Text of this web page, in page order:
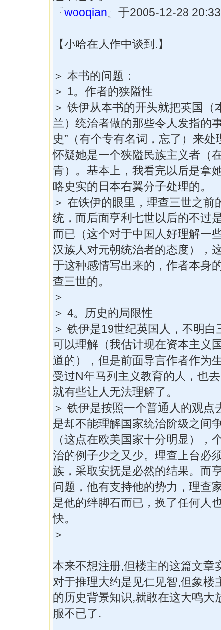
『wooqian 』于2005-12-28
【小哈在大作中谈到:】
＞ 本书的问题：
＞ 1。作者的狭隘性
＞ 铁伊从本书的开头就把英国（
兰）统治者做的那些令人发指的
史”（有个专有名词，忘了）来处
怀疑她是一个狭隘民族主义者（
青）。基本上，我看完以后是拿
略史实的日本右翼分子处理的。
＞ 在铁伊的眼里，理查三世之前
统，而后面亨利七世以后的不过
而已（这个对于中国人好理解一
汉族人对元朝统治者的态度），
于这种感情写出来的，作者本身
查三世的。
＞
＞ 4。历史的局限性
＞ 铁伊是19世纪英国人，不明
可以理解（我估计现在资本主义
道的），但是前面导言作者作为
受过N年马列主义教育的人，也
就有些让人无法理解了。
＞ 铁伊是按照一个普通人的观点
是却不能理解国家统治阶级之间
（这点在欧美国家十分明显），
治的例子少之又少。理查上台必
族，采取安抚是必然的结果。而
问题，他有支持他的势力，理查
是他的绊脚石而已，换了任何人
快。
＞
本来不想注册,但楼主的这篇文章
对于推理大约是见仁见智,但象楼
的历史背景知识,就敢在这大鸣大
服不已了.